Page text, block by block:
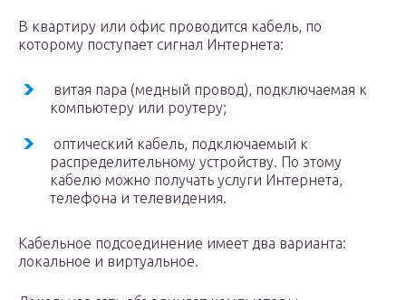
В квартиру или офис проводится кабель, по
которому поступает сигнал Интернета:
витая пара (медный провод), подключаемая к
компьютеру или роутеру;
оптический кабель, подключаемый к
распределительному устройству. По этому
кабелю можно получать услуги Интернета,
телефона и телевидения.
Кабельное подсоединение имеет два варианта:
локальное и виртуальное.